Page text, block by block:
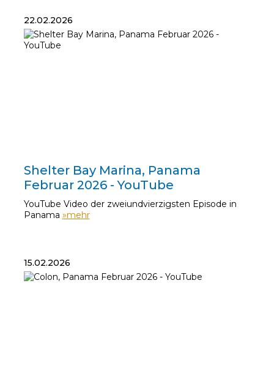
22.02.2026
Shelter Bay Marina, Panama
Februar 2026 - YouTube
YouTube Video der zweiundvierzigsten Episode in
Panama »mehr
15.02.2026